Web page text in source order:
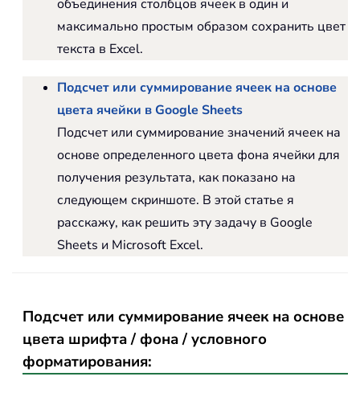
объединения столбцов ячеек в один и
максимально простым образом сохранить цвет
текста в Excel.
Подсчет или суммирование ячеек на основе
цвета ячейки в Google Sheets
Подсчет или суммирование значений ячеек на
основе определенного цвета фона ячейки для
получения результата, как показано на
следующем скриншоте. В этой статье я
расскажу, как решить эту задачу в Google
Sheets и Microsoft Excel.
Подсчет или суммирование ячеек на основе
цвета шрифта / фона / условного
форматирования: